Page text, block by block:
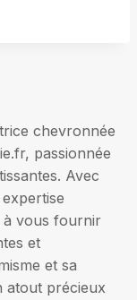
chevronnée
passionnée
Avec
à vous fournir
et
et sa
atout précieux